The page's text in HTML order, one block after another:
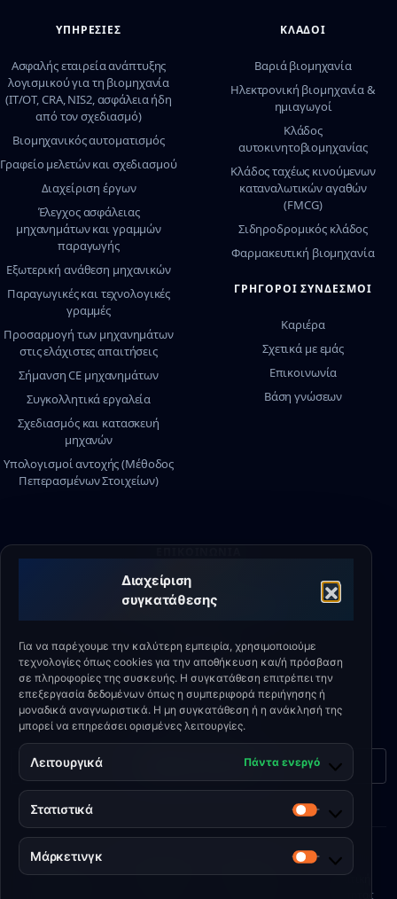
Διαχείριση
συγκατάθεσης
Για να παρέχουμε την καλύτερη εμπειρία, χρησιμοποιούμε
τεχνολογίες όπως cookies για την αποθήκευση και/ή πρόσβαση
σε πληροφορίες της συσκευής. Η συγκατάθεση επιτρέπει την
επεξεργασία δεδομένων όπως η συμπεριφορά περιήγησης ή
μοναδικά αναγνωριστικά. Η μη συγκατάθεση ή η ανάκλησή της
μπορεί να επηρεάσει ορισμένες λειτουργίες.
Λειτουργικά Πάντα ενεργό
Στατιστικά
Στατιστικά
Μάρκετινγκ
Μάρκετινγκ
ΥΠΗΡΕΣΊΕΣ
Ασφαλής εταιρεία ανάπτυξης
λογισμικού για τη βιομηχανία
(IT/OT, CRA, NIS2, ασφάλεια ήδη
από τον σχεδιασμό)
Βιομηχανικός αυτοματισμός
Γραφείο μελετών και σχεδιασμού
Διαχείριση έργων
Έλεγχος ασφάλειας
μηχανημάτων και γραμμών
παραγωγής
Εξωτερική ανάθεση μηχανικών
Παραγωγικές και τεχνολογικές
γραμμές
Προσαρμογή των μηχανημάτων
στις ελάχιστες απαιτήσεις
Σήμανση CE μηχανημάτων
Συγκολλητικά εργαλεία
Σχεδιασμός και κατασκευή
μηχανών
Υπολογισμοί αντοχής (Μέθοδος
Πεπερασμένων Στοιχείων)
ΚΛΆΔΟΙ
Βαριά βιομηχανία
Ηλεκτρονική βιομηχανία &
ημιαγωγοί
Κλάδος
αυτοκινητοβιομηχανίας
Κλάδος ταχέως κινούμενων
καταναλωτικών αγαθών
(FMCG)
Σιδηροδρομικός κλάδος
Φαρμακευτική βιομηχανία
ΓΡΉΓΟΡΟΙ ΣΎΝΔΕΣΜΟΙ
Καριέρα
Σχετικά με εμάς
Επικοινωνία
Βάση γνώσεων
ΈΔΡΑ
ul. Milionowa 4b, 93-102 Łódź
+48 790 336 664
EMAIL
biuro@eshield.pl
Φόρμα επικοινωνίας
Όροι χρήσης
•
Πολιτική
•
Πολιτική
•
Πολιτική
ποιότητας